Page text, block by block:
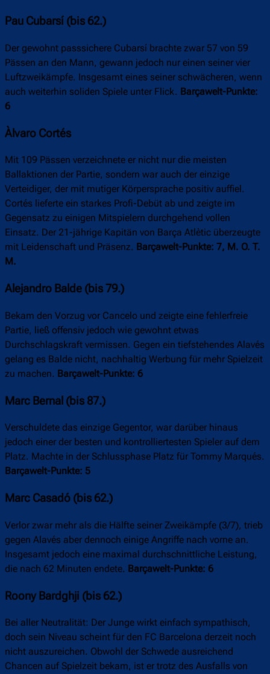
Pau Cubarsí (bis 62.)
Der gewohnt passsichere Cubarsí brachte zwar 57 von 59
Pässen an den Mann, gewann jedoch nur einen seiner vier
Luftzweikämpfe. Insgesamt eines seiner schwächeren, wenn
auch weiterhin soliden Spiele unter Flick. Barçawelt-Punkte:
6
Àlvaro Cortés
Mit 109 Pässen verzeichnete er nicht nur die meisten
Ballaktionen der Partie, sondern war auch der einzige
Verteidiger, der mit mutiger Körpersprache positiv auffiel.
Cortés lieferte ein starkes Profi-Debüt ab und zeigte im
Gegensatz zu einigen Mitspielern durchgehend vollen
Einsatz. Der 21-jährige Kapitän von Barça Atlètic überzeugte
mit Leidenschaft und Präsenz. Barçawelt-Punkte: 7, M. O. T.
M.
Alejandro Balde (bis 79.)
Bekam den Vorzug vor Cancelo und zeigte eine fehlerfreie
Partie, ließ offensiv jedoch wie gewohnt etwas
Durchschlagskraft vermissen. Gegen ein tiefstehendes Alavés
gelang es Balde nicht, nachhaltig Werbung für mehr Spielzeit
zu machen. Barçawelt-Punkte: 6
Marc Bernal (bis 87.)
Verschuldete das einzige Gegentor, war darüber hinaus
jedoch einer der besten und kontrolliertesten Spieler auf dem
Platz. Machte in der Schlussphase Platz für Tommy Marqués.
Barçawelt-Punkte: 5
Marc Casadó (bis 62.)
Verlor zwar mehr als die Hälfte seiner Zweikämpfe (3/7), trieb
gegen Alavés aber dennoch einige Angriffe nach vorne an.
Insgesamt jedoch eine maximal durchschnittliche Leistung,
die nach 62 Minuten endete. Barçawelt-Punkte: 6
Roony Bardghji (bis 62.)
Bei aller Neutralität: Der Junge wirkt einfach sympathisch,
doch sein Niveau scheint für den FC Barcelona derzeit noch
nicht auszureichen. Obwohl der Schwede ausreichend
Chancen auf Spielzeit bekam, ist er trotz des Ausfalls von